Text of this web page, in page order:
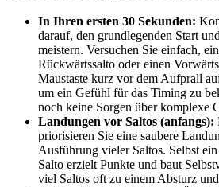
In Ihren ersten 30 Sekunden:
darauf, den grundlegenden Start
meistern. Versuchen Sie einfach,
Rückwärtssalto oder einen
Maustaste kurz vor dem Aufprall
um ein Gefühl für das Timing zu
noch keine Sorgen über komplexe
Landungen vor Saltos (anfangs):
priorisieren Sie eine saubere
Ausführung vieler Saltos. Selbst
Salto erzielt Punkte und baut
viel Saltos oft zu einem Absturz